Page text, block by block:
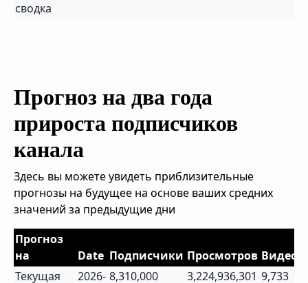
сводка
Прогноз на два года
прироста подписчиков
канала
Здесь вы можете увидеть приблизительные
прогнозы на будущее на основе ваших средних
значений за предыдущие дни
Прогноз
на
Date Подписчики Просмотров Видео
Текущая
2026- 8,310,000 3,224,936,301 9,733